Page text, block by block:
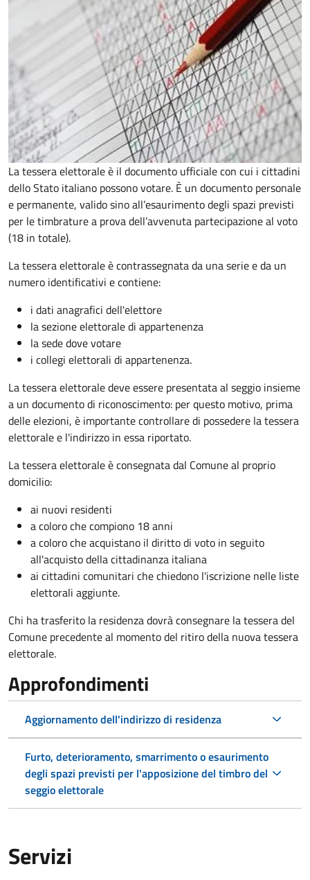
La tessera elettorale è il documento ufficiale con cui i cittadini
dello Stato italiano possono votare. È un documento personale
e permanente, valido sino all’esaurimento degli spazi previsti
per le timbrature a prova dell’avvenuta partecipazione al voto
(18 in totale).
La tessera elettorale è contrassegnata da una serie e da un
numero identificativi e contiene:
i dati anagrafici dell'elettore
la sezione elettorale di appartenenza
la sede dove votare
i collegi elettorali di appartenenza.
La tessera elettorale deve essere presentata al seggio insieme
a un documento di riconoscimento: per questo motivo, prima
delle elezioni, è importante controllare di possedere la tessera
elettorale e l'indirizzo in essa riportato.
La tessera elettorale è consegnata dal Comune al proprio
domicilio:
ai nuovi residenti
a coloro che compiono 18 anni
a coloro che acquistano il diritto di voto in seguito
all'acquisto della cittadinanza italiana
ai cittadini comunitari che chiedono l'iscrizione nelle liste
elettorali aggiunte.
Chi ha trasferito la residenza dovrà consegnare la tessera del
Comune precedente al momento del ritiro della nuova tessera
elettorale.
Approfondimenti
Aggiornamento dell'indirizzo di residenza
Furto, deterioramento, smarrimento o esaurimento
degli spazi previsti per l'apposizione del timbro del
seggio elettorale
Servizi